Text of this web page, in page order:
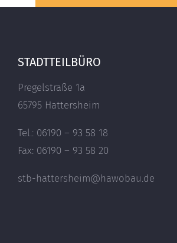
STADTTEILBÜRO
Pregelstraße 1a
65795 Hattersheim
Tel.: 06190 – 93 58 18
Fax: 06190 – 93 58 20
stb-hattersheim@hawobau.de